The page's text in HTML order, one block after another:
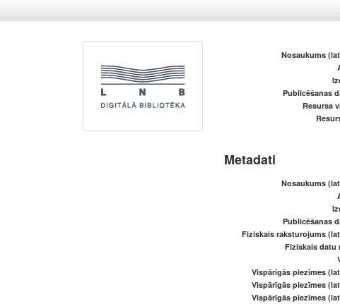
Nosaukums
Publicēšanas
Resursa
Metadati
Nosaukums
Publicēšanas
Fiziskais raksturojums
Fiziskais datu
Vispārīgās piezīmes
Vispārīgās piezīmes
Vispārīgās piezīmes